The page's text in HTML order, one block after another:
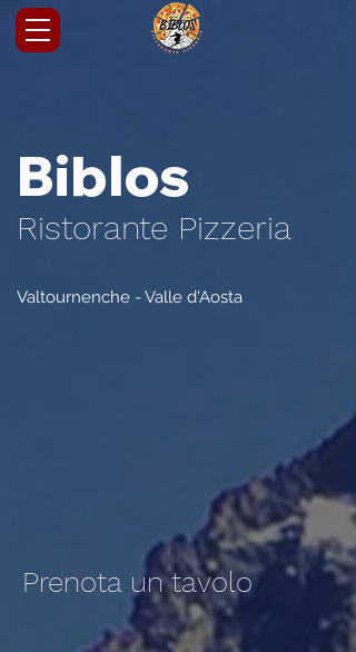
Biblos
Ristorante Pizzeria
Valtournenche - Valle d'Aosta
Prenota un tavolo